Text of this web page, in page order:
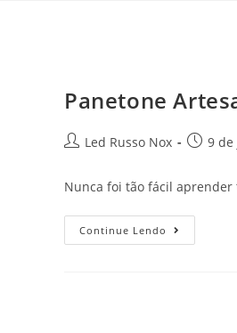
Panetone
Led Russo Nox 9 de
Nunca foi tão fácil aprender
Continue Lendo